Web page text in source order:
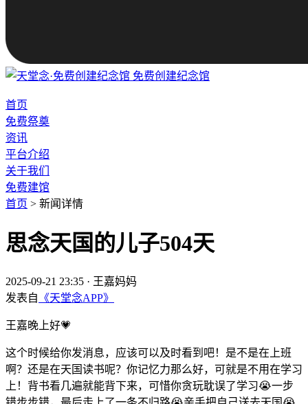
免费创建纪念馆
首页
免费祭奠
资讯
平台介绍
关于我们
免费建馆
首页 > 新闻详情
思念天国的儿子504天
2025-09-21 23:35 · 王嘉妈妈
发表自 《天堂念APP》
王嘉晚上好💗
这个时候给你发消息，应该可以及时看到吧！是不是在上班
啊？还是在天国读书呢？你记忆力那么好，可就是不用在学习
上！背书看几遍就能背下来，可惜你贪玩耽误了学习😭一步